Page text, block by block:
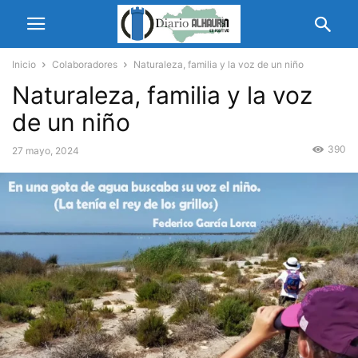
Inicio Colaboradores Naturaleza, familia y la voz de un niño
Naturaleza, familia y la voz
de un niño
27 mayo, 2024 390